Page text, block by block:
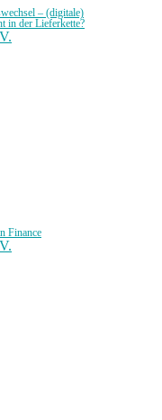
– (digitale)
in der Lieferkette?
Finance